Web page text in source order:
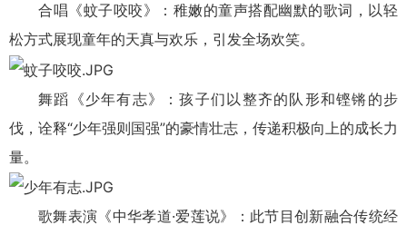
合唱《蚊子咬咬》：稚嫩的童声搭配幽默的歌词，以轻
松方式展现童年的天真与欢乐，引发全场欢笑。
舞蹈《少年有志》：孩子们以整齐的队形和铿锵的步
伐，诠释“少年强则国强”的豪情壮志，传递积极向上的成长力
量。
歌舞表演《中华孝道·爱莲说》：此节目创新融合传统经